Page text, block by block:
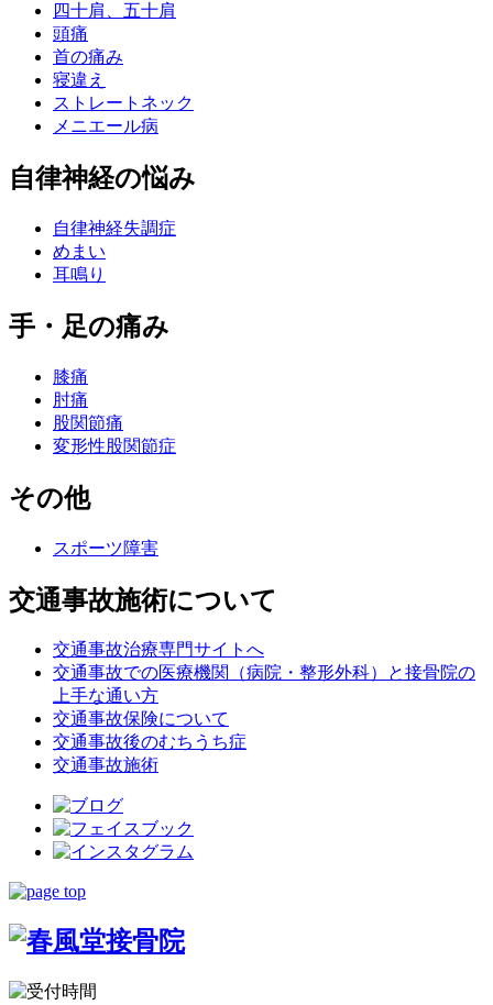
四十肩、五十肩
頭痛
首の痛み
寝違え
ストレートネック
メニエール病
自律神経の悩み
自律神経失調症
めまい
耳鳴り
手・足の痛み
膝痛
肘痛
股関節痛
変形性股関節症
その他
スポーツ障害
交通事故施術について
交通事故治療専門サイトへ
交通事故での医療機関（病院・整形外科）と接骨院の
上手な通い方
交通事故保険について
交通事故後のむちうち症
交通事故施術